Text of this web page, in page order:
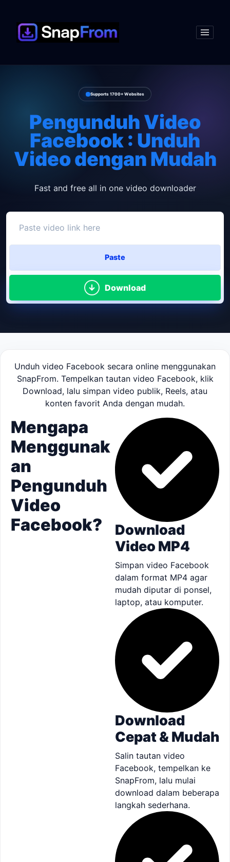
Supports 1700+ Websites
Pengunduh Video
Facebook : Unduh
Video dengan Mudah
Fast and free all in one video downloader
Paste
Download
Unduh video Facebook secara online menggunakan
SnapFrom. Tempelkan tautan video Facebook, klik
Download, lalu simpan video publik, Reels, atau
konten favorit Anda dengan mudah.
Mengapa
Menggunak
an
Pengunduh
Video
Facebook?
Download
Video MP4
Simpan video Facebook
dalam format MP4 agar
mudah diputar di ponsel,
laptop, atau komputer.
Download
Cepat & Mudah
Salin tautan video
Facebook, tempelkan ke
SnapFrom, lalu mulai
download dalam beberapa
langkah sederhana.